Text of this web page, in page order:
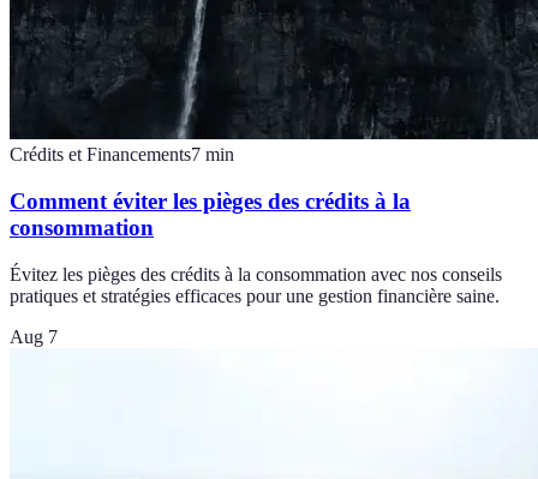
Crédits et Financements7 min
Comment éviter les pièges des crédits à la
consommation
Évitez les pièges des crédits à la consommation avec nos conseils
pratiques et stratégies efficaces pour une gestion financière saine.
Aug 7